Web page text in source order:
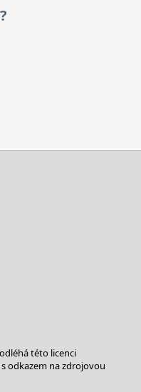
této licenci
odkazem na zdrojovou